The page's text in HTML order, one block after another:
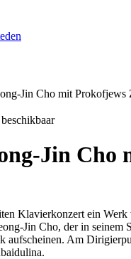
Jin Cho mit
Jin
Klavierkonzert ein
Jin Cho, der in
aufscheinen. Am